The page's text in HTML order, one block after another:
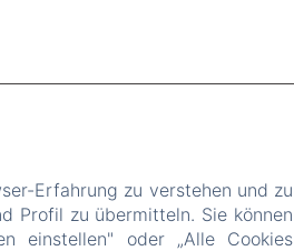
Erfahrung zu verstehen und zu
Profil zu übermitteln. Sie können
einstellen" oder „Alle Cookies